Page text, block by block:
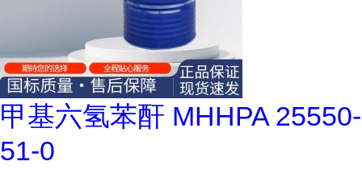
甲基六氢苯酐 MHHPA 25550-
51-0